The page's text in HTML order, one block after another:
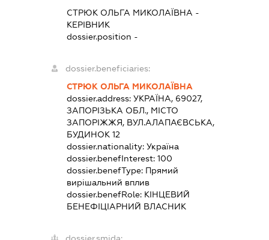
СТРЮК ОЛЬГА МИКОЛАЇВНА -
КЕРІВНИК
dossier.position -
dossier.beneficiaries:
СТРЮК ОЛЬГА МИКОЛАЇВНА
dossier.address: УКРАЇНА, 69027,
ЗАПОРІЗЬКА ОБЛ., МІСТО
ЗАПОРІЖЖЯ, ВУЛ.АЛАПАЄВСЬКА,
БУДИНОК 12
dossier.nationality: Україна
dossier.benefInterest: 100
dossier.benefType: Прямий
вирішальний вплив
dossier.benefRole: КІНЦЕВИЙ
БЕНЕФІЦІАРНИЙ ВЛАСНИК
dossier.smida: